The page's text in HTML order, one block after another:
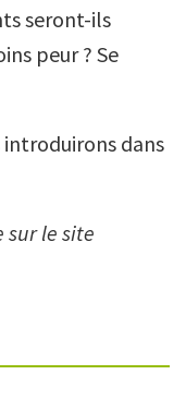
seront-ils
peur ? Se
dans
sur le site